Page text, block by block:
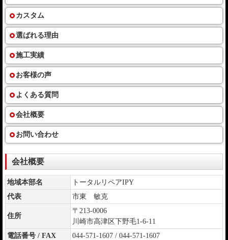
カスタム
選ばれる理由
施工実績
お客様の声
よくある質問
会社概要
お問い合わせ
会社概要
地域本部名
トータルリペアIPY
代表
市東 敏克
住所
〒213-0006
川崎市高津区下野毛1-6-11
電話番号 / FAX
044-571-1607 / 044-571-1607